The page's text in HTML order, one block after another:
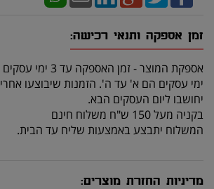
זמן אספקה ותנאי רכישה:
אספקת המוצר - זמן האספקה עד 3 ימי עסקים באזור גוש דן.
ימי עסקים הם א' עד ה'. הזמנות שיבוצעו אחרי 17:00
יחושבו ליום העסקים הבא.
בקניה מעל 150 ש"ח משלוח חינם
המשלוח יתבצע באמצעות שליח עד הבית.
מדיניות החזרת מוצרים: